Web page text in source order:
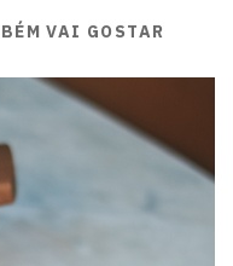
VAI GOSTAR